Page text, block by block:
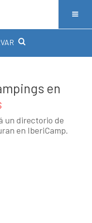
en
un directorio de
en IberiCamp.